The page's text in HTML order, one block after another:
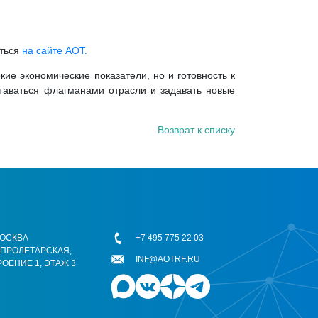
на сайте АОТ.
экономические показатели, но и готовность к
флагманами отрасли и задавать новые
Возврат к списку
1, ЭТАЖ 3
+7 495 775 22 03
INF@AOTRF.RU